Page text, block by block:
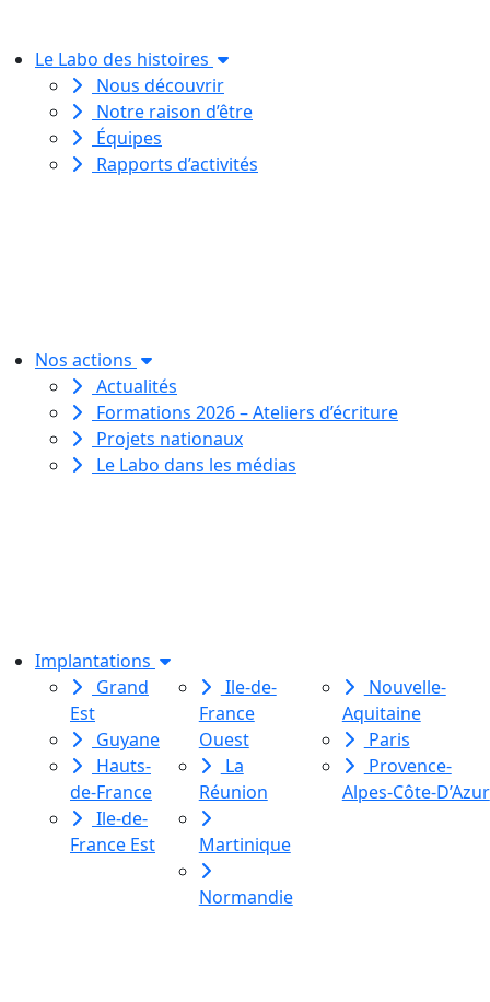
Le Labo des histoires
Nous découvrir
Notre raison d’être
Équipes
Rapports d’activités
Nos actions
Actualités
Formations 2026 – Ateliers d’écriture
Projets nationaux
Le Labo dans les médias
Implantations
Grand
Est
Guyane
Hauts-
de-France
Ile-de-
France Est
Ile-de-
France
Ouest
La
Réunion
Martinique
Normandie
Nouvelle-
Aquitaine
Paris
Provence-
Alpes-Côte-D’Azur